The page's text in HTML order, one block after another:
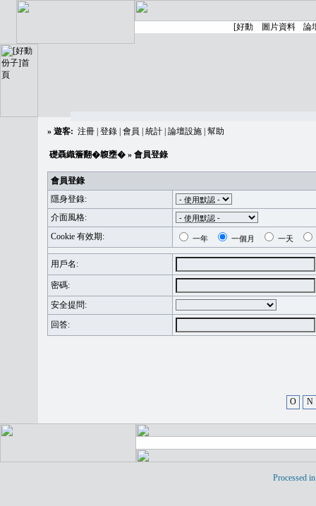
» 遊客: 注冊 登錄 會員 統計 論壇設施 幫助
礎聶織簷翻�䪖壅� » 會員登錄
會員登錄
隱身登錄:
介面風格:
Cookie 有效期:
一年 一個月 一天
用戶名:
密碼:
安全提問:
回答:
O N
Processed